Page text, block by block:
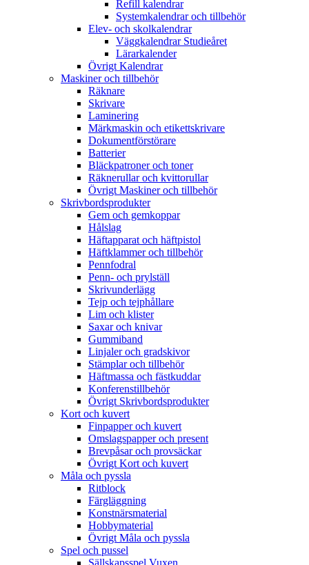
Refill kalendrar
Systemkalendrar och tillbehör
Elev- och skolkalendrar
Väggkalendrar Studieåret
Lärarkalender
Övrigt Kalendrar
Maskiner och tillbehör
Räknare
Skrivare
Laminering
Märkmaskin och etikettskrivare
Dokumentförstörare
Batterier
Bläckpatroner och toner
Räknerullar och kvittorullar
Övrigt Maskiner och tillbehör
Skrivbordsprodukter
Gem och gemkoppar
Hålslag
Häftapparat och häftpistol
Häftklammer och tillbehör
Pennfodral
Penn- och prylställ
Skrivunderlägg
Tejp och tejphållare
Lim och klister
Saxar och knivar
Gummiband
Linjaler och gradskivor
Stämplar och tillbehör
Häftmassa och fästkuddar
Konferenstillbehör
Övrigt Skrivbordsprodukter
Kort och kuvert
Finpapper och kuvert
Omslagspapper och present
Brevpåsar och provsäckar
Övrigt Kort och kuvert
Måla och pyssla
Ritblock
Färgläggning
Konstnärsmaterial
Hobbymaterial
Övrigt Måla och pyssla
Spel och pussel
Sällskapsspel Vuxen